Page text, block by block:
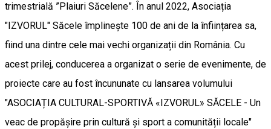
trimestrială ”Plaiuri Săcelene”. În anul 2022, Asociația
"IZVORUL" Săcele împlinește 100 de ani de la înființarea sa,
fiind una dintre cele mai vechi organizații din România. Cu
acest prilej, conducerea a organizat o serie de evenimente, de
proiecte care au fost încununate cu lansarea volumului
"ASOCIAȚIA CULTURAL-SPORTIVĂ «IZVORUL» SĂCELE - Un
veac de propășire prin cultură și sport a comunității locale"